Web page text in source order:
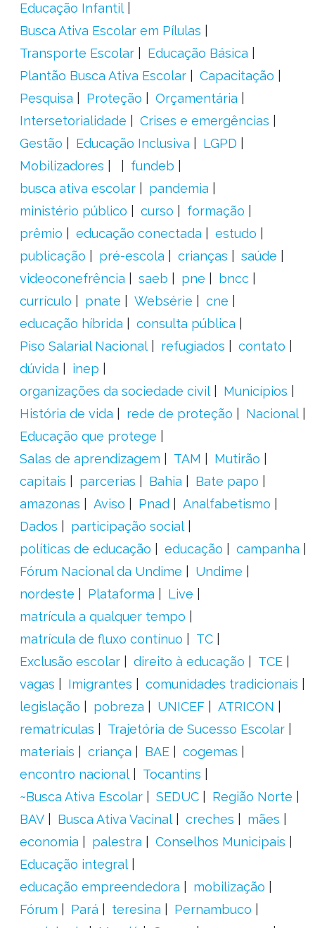
Educação Infantil
Busca Ativa Escolar em Pílulas
Transporte Escolar
Educação Básica
Plantão Busca Ativa Escolar
Capacitação
Pesquisa
Proteção
Orçamentária
Intersetorialidade
Crises e emergências
Gestão
Educação Inclusiva
LGPD
Mobilizadores
fundeb
busca ativa escolar
pandemia
ministério público
curso
formação
prêmio
educação conectada
estudo
publicação
pré-escola crianças
saúde
videoconefrência
saeb pne
bncc
currículo
pnate Websérie
cne
educação híbrida
consulta pública
Piso Salarial Nacional
refugiados
contato
dúvida
inep
organizações da sociedade civil
Municípios
História de vida
rede de proteção
Nacional
Educação que protege
Salas de aprendizagem
TAM
Mutirão
capitais
parcerias Bahia
Bate papo
amazonas
Aviso Pnad
Analfabetismo
Dados
participação social
políticas de educação
educação
campanha
Fórum Nacional da Undime
Undime
nordeste
Plataforma
Live
matrícula a qualquer tempo
matrícula de fluxo contínuo
TC
Exclusão escolar
direito à educação
TCE
vagas
Imigrantes
comunidades tradicionais
legislação
pobreza UNICEF
ATRICON
rematrículas
Trajetória de Sucesso Escolar
materiais
criança BAE
cogemas
encontro nacional
Tocantins
~Busca Ativa Escolar
SEDUC
Região Norte
BAV
Busca Ativa Vacinal creches
mães
economia
palestra
Conselhos Municipais
Educação integral
educação empreendedora
mobilização
Fórum
Pará teresina
Pernambuco